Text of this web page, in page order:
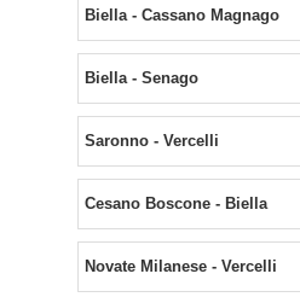
Biella - Cassano Magnago
Biella - Senago
Saronno - Vercelli
Cesano Boscone - Biella
Novate Milanese - Vercelli